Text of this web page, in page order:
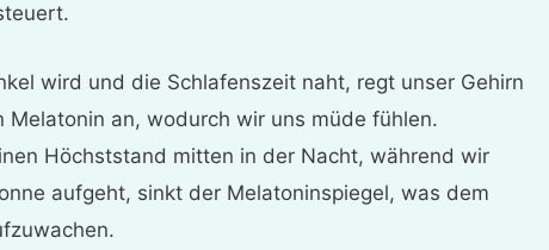
wird und die Schlafenszeit naht, regt unser Gehirn
Melatonin an, wodurch wir uns müde fühlen.
Höchststand mitten in der Nacht, während wir
aufgeht, sinkt der Melatoninspiegel, was dem